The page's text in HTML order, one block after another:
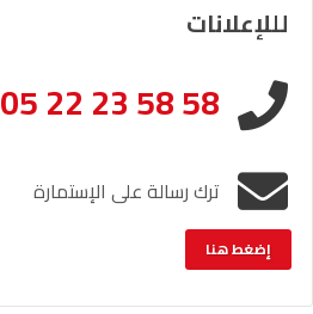
لللإعلانات
05 22 23 58 58
ترك رسالة على الإستمارة
إضغط هنا